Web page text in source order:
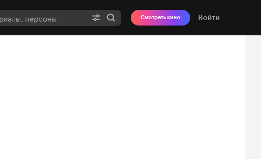
Смотреть кино Войти